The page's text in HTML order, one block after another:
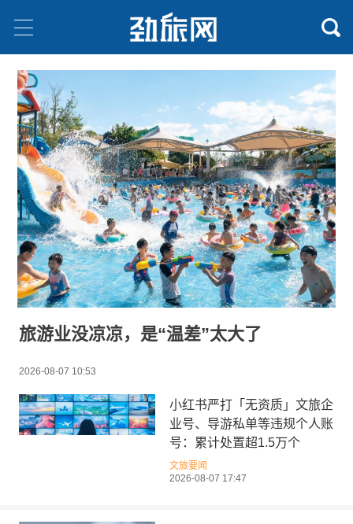
旅游业没凉凉，是“温差”太大了
2026-08-07 10:53
小红书严打「无资质」文旅企
业号、导游私单等违规个人账
号：累计处置超1.5万个
文旅要闻
2026-08-07 17:47